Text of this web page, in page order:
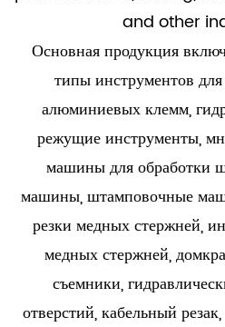
and other
Основная продукция
типы инструментов
алюминиевых клемм,
режущие инструменты,
машины для обработки
машины, штамповочные
резки медных стержней,
медных стержней,
съемники,
отверстий, кабельный